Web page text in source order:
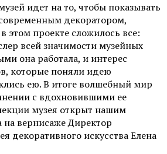
идет на то, чтобы показывать
декоратором,
проекте сложилось все:
всей значимости музейных
она работала, и интерес
которые поняли идею
ею. В итоге волшебный мир
с вдохновившими ее
музея открыт нашим
на вернисаже Директор
декоративного искусства Елена